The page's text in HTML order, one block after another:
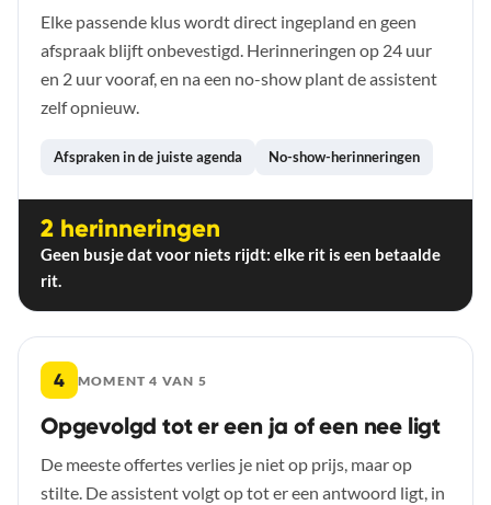
Elke passende klus wordt direct ingepland en geen
afspraak blijft onbevestigd. Herinneringen op 24 uur
en 2 uur vooraf, en na een no-show plant de assistent
zelf opnieuw.
Afspraken in de juiste agenda No-show-herinneringen
2 herinneringen
Geen busje dat voor niets rijdt: elke rit is een betaalde
rit.
4 MOMENT 4 VAN 5
Opgevolgd tot er een ja of een nee ligt
De meeste offertes verlies je niet op prijs, maar op
stilte. De assistent volgt op tot er een antwoord ligt, in